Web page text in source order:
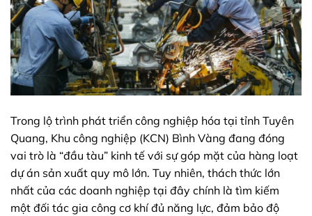
Trong lộ trình phát triển công nghiệp hóa tại tỉnh Tuyên
Quang, Khu công nghiệp (KCN) Bình Vàng đang đóng
vai trò là “đầu tàu” kinh tế với sự góp mặt của hàng loạt
dự án sản xuất quy mô lớn. Tuy nhiên, thách thức lớn
nhất của các doanh nghiệp tại đây chính là tìm kiếm
một đối tác gia công cơ khí đủ năng lực, đảm bảo độ